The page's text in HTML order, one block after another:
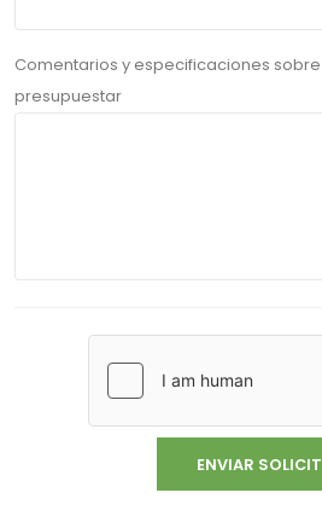
Comentarios y especificaciones
presupuestar